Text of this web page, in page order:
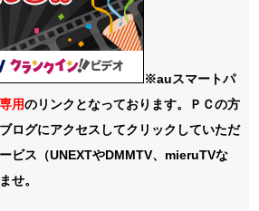
※auスマートパ
専用のリンクとなっております。ＰＣの方
ログにアクセスしてクリックしていただ
ビス（UNEXTやDMMTV、mieruTVな
せ。